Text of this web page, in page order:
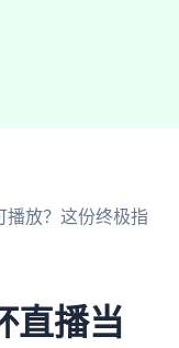
播放？这份终极指
直播当